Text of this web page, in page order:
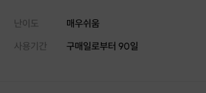
난이도
매우쉬움
사용기간
구매일로부터 90일